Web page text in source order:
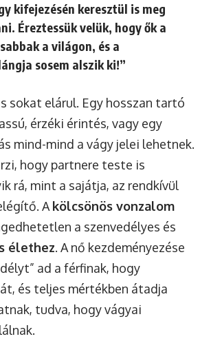
kifejezésén keresztül is meg
Éreztessük velük, hogy ők a
a világon, és a
sosem alszik ki!”
sokat elárul. Egy hosszan tartó
érzéki érintés, vagy egy
mind-mind a vágy jelei lehetnek.
hogy partnere teste is
rá, mint a sajátja, az rendkívül
A kölcsönös vonzalom
a szenvedélyes és
élethez. A nő kezdeményezése
ad a férfinak, hogy
és teljes mértékben átadja
tudva, hogy vágyai